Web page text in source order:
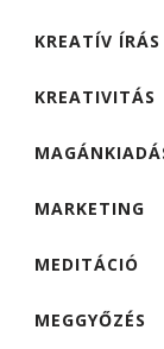
KREATÍV ÍRÁS
KREATIVITÁS
MARKETING
MEDITÁCIÓ
MEGGYŐZÉS